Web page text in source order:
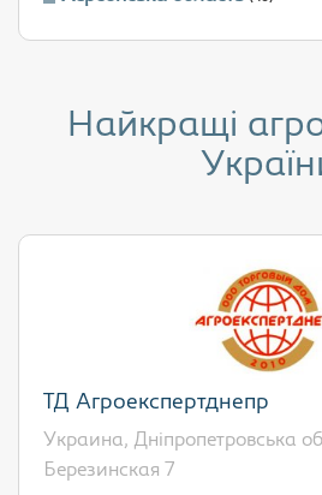
Найкращі
ТД Агроекспертднепр
Украина, Дніпропетровська
Березинская 7